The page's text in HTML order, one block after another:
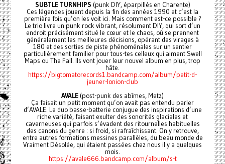
SUBTLE TURNHIPS (punk DIY, éparpillés en Charente)
Ces légendes jouent depuis la fin des années 1990 et c’est la
première fois qu’on les voit ici. Mais comment est-ce possible ?
Le trio livre un punk rock vibrant, résolument DIY, qui sort d’un
endroit précisément situé le cœur et le chaos, où se prennent
généralement les meilleures décisions, opérant des virages à
180 et des sorties de piste phénoménales sur un sentier
particulièrement familier pour tous-tes celleux qui aiment Swell
Maps ou The Fall. Ils vont jouer leur nouvel album en plus, trop
hâte.
https://bigtomatorecords1.bandcamp.com/album/petit-d-
jeuner-lonion-club
AVALE (post-punk des abîmes, Metz)
Ça faisait un petit moment qu’on avait pas entendu parler
d’AVALE. Le duo basse-batterie conjugue des inspirations d’une
riche variété, faisant exulter des sonorités glaciales et
caverneuses qui parfois s’évadent des ritournelles habituelles
des canons du genre : si froid, si rafraîchissant. On y retrouve,
entre autres formations messines parallèles, du beau monde de
Vraiment Désolée, qui étaient passées chez nous il y a quelques
mois.
https://avale666.bandcamp.com/album/s-t